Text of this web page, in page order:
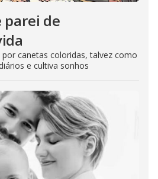
parei de
canetas coloridas, talvez como
e cultiva sonhos